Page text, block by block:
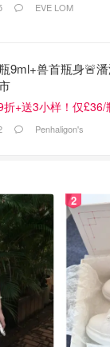
图片来自网络
EVE LOM
9ml+兽首瓶身🚨
折+送3小样！仅£36/
Penhaligon's
2